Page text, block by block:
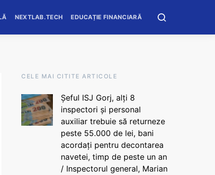
NEXTLAB.TECH EDUCAȚIE FINANCIARĂ
CELE MAI CITITE ARTICOLE
Șeful ISJ Gorj, alți 8
inspectori și personal
auxiliar trebuie să returneze
peste 55.000 de lei, bani
acordați pentru decontarea
navetei, timp de peste un an
/ Inspectorul general, Marian